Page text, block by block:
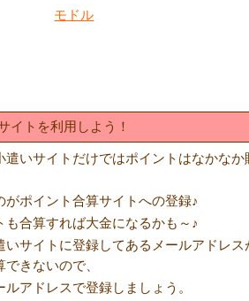
モドル
イトを利用しよう！
遣いサイトだけではポイントはなかなか
がポイント合算サイトへの登録♪
も合算すれば大金になるかも～♪
サイトに登録してあるメールアドレス
きないので、
アドレスで登録しましょう。